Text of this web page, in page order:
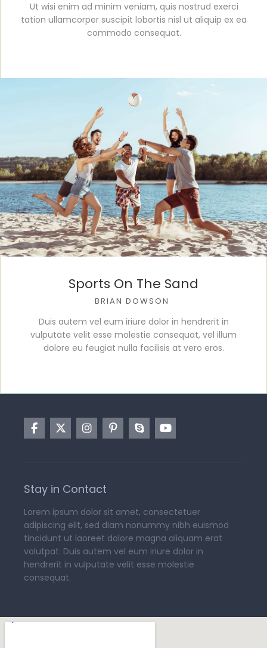
Ut wisi enim ad minim veniam, quis nostrud exerci
tation ullamcorper suscipit lobortis nisl ut aliquip ex ea
commodo consequat.
Sports On The Sand
BRIAN DOWSON
Duis autem vel eum iriure dolor in hendrerit in
vulputate velit esse molestie consequat, vel illum
dolore eu feugiat nulla facilisis at vero eros.
Stay in Contact
Lorem ipsum dolor sit amet, consectetuer
adipiscing elit, sed diam nonummy nibh euismod
tincidunt ut laoreet dolore magna aliquam erat
volutpat. Duis autem vel eum iriure dolor in
hendrerit in vulputate velit esse molestie
consequat.